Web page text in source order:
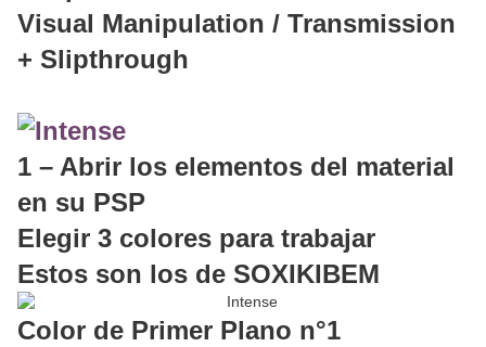
Visual Manipulation / Transmission
+ Slipthrough
1 – Abrir los elementos del material
en su PSP
Elegir 3 colores para trabajar
Estos son los de SOXIKIBEM
Color de Primer Plano n°1